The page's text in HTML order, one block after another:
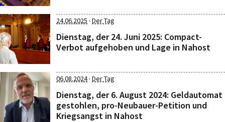
24.06.2025 · Der Tag
Dienstag, der 24. Juni 2025: Compact-
Verbot aufgehoben und Lage in Nahost
06.08.2024· Der Tag
Dienstag, der 6. August 2024: Geldautomat
gestohlen, pro-Neubauer-Petition und
Kriegsangst in Nahost